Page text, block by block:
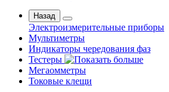
Назад
Электроизмерительные приборы
Мультиметры
Индикаторы чередования фаз
Тестеры
Мегаомметры
Токовые клещи